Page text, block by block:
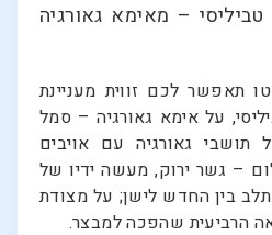
– מאימא גאורגיה
תאפשר לכם זווית מעניינת
על אימא גאורגיה – סמל
תושבי גאורגיה עם אויבים
– גשר ירוק, מעשה ידיו של
בין החדש לישן; על מצודת
הרביעית שהפכה למבצר.